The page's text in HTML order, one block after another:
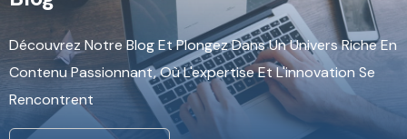
Découvrez Notre Blog Et Plongez Dans Un Univers Riche En
Contenu Passionnant, Où L'expertise Et L'innovation Se
Rencontrent